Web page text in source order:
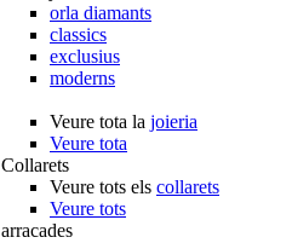
orla diamants
classics
exclusius
moderns
Veure tota la joieria
Veure tota
Collarets
Veure tots els collarets
Veure tots
arracades